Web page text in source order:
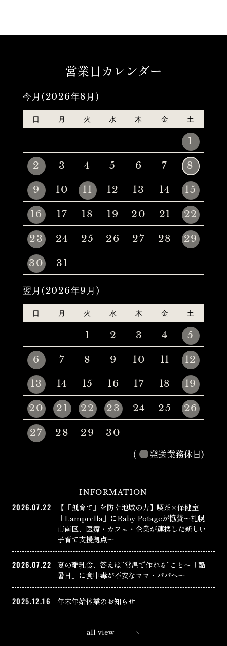
営業日カレンダー
今月(2026年8月)
日 月 火 水 木 金 土
1
2
3 4 5 6 7
8
9
10 11 12 13 14
15
16
17 18 19 20 21
22
23
24 25 26 27 28
29
30
31
翌月(2026年9月)
日 月 火 水 木 金 土
1 2 3 4
5
6
7 8 9 10 11
12
13
14 15 16 17 18
19
20
21 22 23 24 25
26
27
28 29
30
(
発送業務休日)
INFORMATION
2026.07.22
【「孤育て」を防ぐ地域の力】喫茶×保健室
「Lamprella」にBaby Potageが協賛〜札幌
市南区、医療・カフェ・企業が連携した新しい
子育て支援拠点〜
2026.07.22
夏の離乳食、答えは”常温で作れる”こと〜「酷
暑日」に食中毒が不安なママ・パパへ〜
2025.12.16 年末年始休業のお知らせ
all view